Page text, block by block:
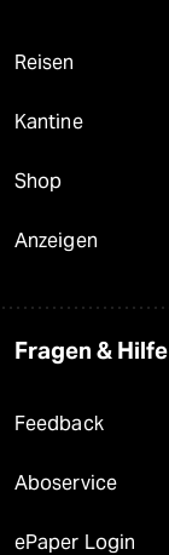
Reisen
Kantine
Shop
Anzeigen
Fragen & Hilfe
Feedback
Aboservice
ePaper Login